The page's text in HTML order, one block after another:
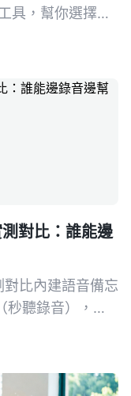
具，幫你選擇最
對比：誰能邊
比內建語音備忘
聽錄音），從